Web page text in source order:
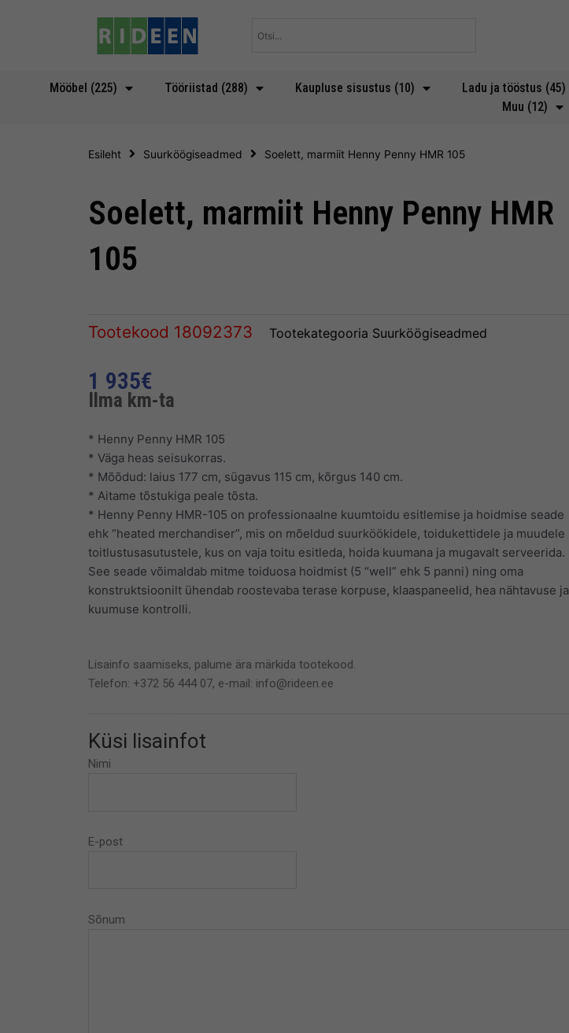
Mööbel (225) Tööriistad (288) Kaupluse sisustus (10) Ladu ja tööstus (45)
Muu (12)
Esileht Suurköögiseadmed Soelett, marmiit Henny Penny HMR 105
Soelett, marmiit Henny Penny HMR
105
Tootekood 18092373 Tootekategooria Suurköögiseadmed
1 935€
Ilma km-ta
* Henny Penny HMR 105
* Väga heas seisukorras.
* Mõõdud: laius 177 cm, sügavus 115 cm, kõrgus 140 cm.
* Aitame tõstukiga peale tõsta.
* Henny Penny HMR-105 on professionaalne kuumtoidu esitlemise ja ­hoidmise seade
ehk “heated merchandiser”, mis on mõeldud suurköökidele, toidukettidele ja muudele
toitlustusasutustele, kus on vaja toitu esitleda, hoida kuumana ja mugavalt serveerida.
See seade võimaldab mitme toiduosa hoidmist (5 “well” ehk 5 panni) ning oma
konstruktsioonilt ühendab roostevaba terase korpuse, klaaspaneelid, hea nähtavuse ja
kuumuse kontrolli.
Lisainfo saamiseks, palume ära märkida tootekood.
Telefon: +372 56 444 07, e-mail: info@rideen.ee
Küsi lisainfot
Nimi
E-post
Sõnum